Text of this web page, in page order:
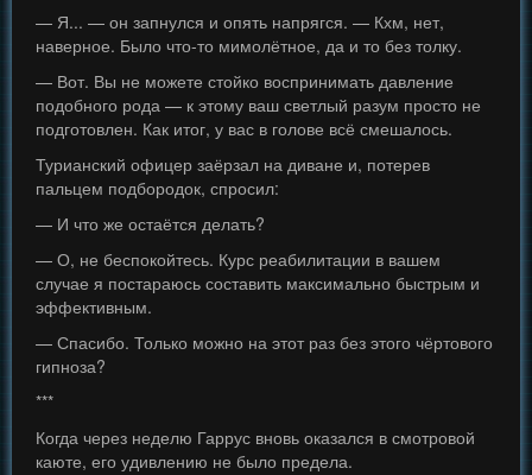
— Я... — он запнулся и опять напрягся. — Кхм, нет,
наверное. Было что-то мимолётное, да и то без толку.
— Вот. Вы не можете стойко воспринимать давление
подобного рода — к этому ваш светлый разум просто не
подготовлен. Как итог, у вас в голове всё смешалось.
Турианский офицер заёрзал на диване и, потерев
пальцем подбородок, спросил:
— И что же остаётся делать?
— О, не беспокойтесь. Курс реабилитации в вашем
случае я постараюсь составить максимально быстрым и
эффективным.
— Спасибо. Только можно на этот раз без этого чёртового
гипноза?
***
Когда через неделю Гаррус вновь оказался в смотровой
каюте, его удивлению не было предела.